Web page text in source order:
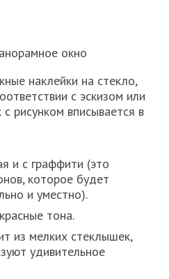
окно
наклейки на стекло,
с эскизом или
рисунком вписывается в
и с граффити (это
которое будет
и уместно).
тона.
из мелких стеклышек,
удивительное